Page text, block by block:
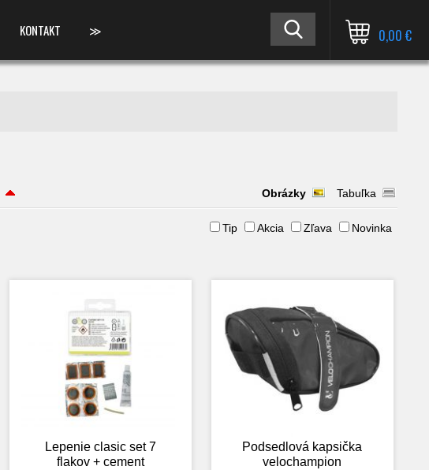
KONTAKT ≫ 0,00 €
Obrázky Tabuľka
Tip Akcia Zľava Novinka
Lepenie clasic set 7
flakov + cement
Podsedlová kapsička
velochampion